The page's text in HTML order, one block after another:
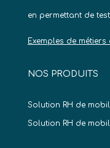
en permettant de
Exemples de métiers
NOS PRODUITS
Solution RH de
Solution RH de